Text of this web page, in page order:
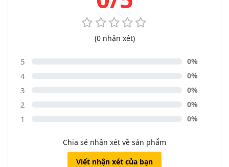
lý Note thông minh: Công cụ ghi chú nhanh, hiệu quả và tự
động hóa. Trợ lý chỉnh ảnh: Giúp chỉnh sửa ảnh một cách dễ
dàng, nhanh chóng. Trợ lý chat thông minh: Hỗ trợ nâng cao
trong việc tương tác trò chuyện.
(0 nhận xét)
5 0%
4 0%
3 0%
2 0%
1 0%
Chia sẻ nhận xét về sản phẩm
Viết nhận xét của bạn